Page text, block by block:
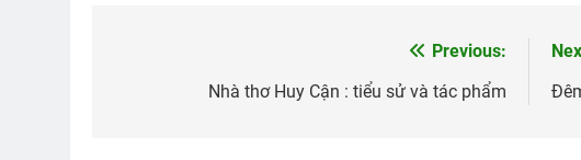
navigation
Previous:
Nhà thơ Huy Cận : tiểu sử và tác phẩm